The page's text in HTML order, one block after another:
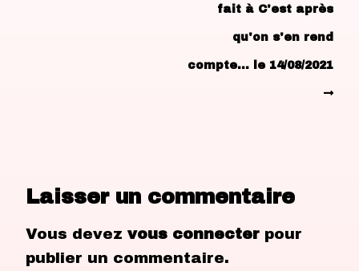
fait à C'est après
qu'on s'en rend
compte… le 14/08/2021
Laisser un commentaire
Vous devez vous connecter pour
publier un commentaire.